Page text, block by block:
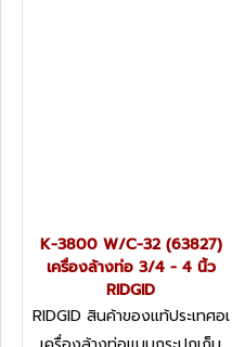
K-3800 W/C-32 (63827)
เครื่องล้างท่อ 3/4 - 4 นิ้ว
RIDGID
RIDGID สินค้าของแท้ประเทศอเ
มริกา K-3800 W/C-32 (638